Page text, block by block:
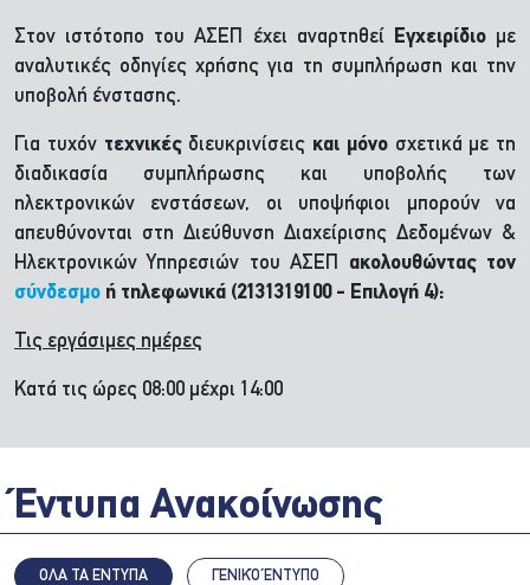
Στον ιστότοπο του ΑΣΕΠ έχει αναρτηθεί Εγχειρίδιομε
αναλυτικές οδηγίες χρήσης για τη συμπλήρωση και την
υποβολή ένστασης.
Για τυχόν τεχνικέςδιευκρινίσεις και μόνοσχετικά με τη
διαδικασία συμπλήρωσης και υποβολής των
ηλεκτρονικών ενστάσεων, οι υποψήφιοι μπορούν να
απευθύνονται στη Διεύθυνση Διαχείρισης Δεδομένων &
Ηλεκτρονικών Υπηρεσιών του ΑΣΕΠ ακολουθώντας τον
σύνδεσμο ή τηλεφωνικά (2131319100 - Επιλογή 4):
Τις εργάσιμες ημέρες
Κατά τις ώρες 08:00 μέχρι 14:00
Έντυπα Ανακοίνωσης
ΟΛΑ ΤΑ ΕΝΤΥΠΑ ΓΕΝΙΚΌ ΈΝΤΥΠΟ